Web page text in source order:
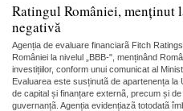
Ratingul României, menținut
negativă
Agenția de evaluare financiarã Fitch
României la nivelul „BBB-", menținând
investițiilor, conform unui comunicat al
Evaluarea este susținutã de apartenența
de capital și finanțare externã, precum și
guvernanțã. Agenția evidențiazã totodatã